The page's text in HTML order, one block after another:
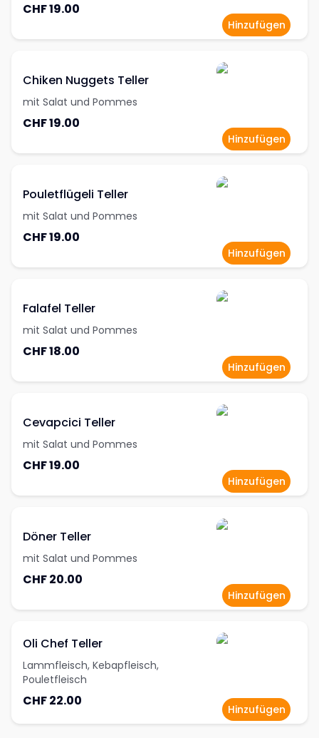
CHF 19.00
Hinzufügen
Chiken Nuggets Teller
mit Salat und Pommes
CHF 19.00
Hinzufügen
Pouletflügeli Teller
mit Salat und Pommes
CHF 19.00
Hinzufügen
Falafel Teller
mit Salat und Pommes
CHF 18.00
Hinzufügen
Cevapcici Teller
mit Salat und Pommes
CHF 19.00
Hinzufügen
Döner Teller
mit Salat und Pommes
CHF 20.00
Hinzufügen
Oli Chef Teller
Lammfleisch, Kebapfleisch,
Pouletfleisch
CHF 22.00
Hinzufügen